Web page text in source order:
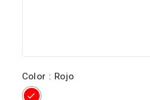
Color : Rojo
Rojo